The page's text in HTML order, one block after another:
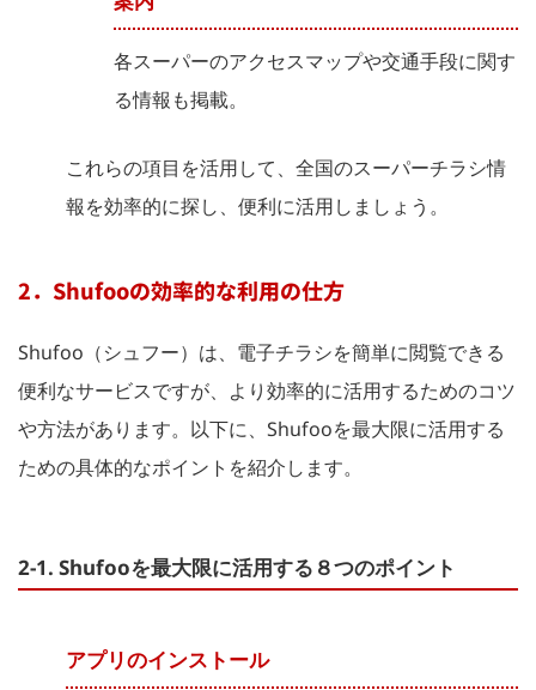
各スーパーのアクセスマップや交通手段に関す
る情報も掲載。
これらの項目を活用して、全国のスーパーチラシ情
報を効率的に探し、便利に活用しましょう。
2．Shufooの効率的な利用の仕方
Shufoo（シュフー）は、電子チラシを簡単に閲覧できる
便利なサービスですが、より効率的に活用するためのコツ
や方法があります。以下に、Shufooを最大限に活用する
ための具体的なポイントを紹介します。
2-1. Shufooを最大限に活用する８つのポイント
アプリのインストール